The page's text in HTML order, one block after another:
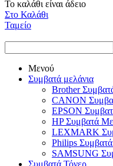
Το καλάθι είναι άδειο
Στο Καλάθι
Ταμείο
Μενού
Συμβατά μελάνια
Brother
CANON
EPSON
HP Συμβατά
LEXMARK
Philips
SAMSUNG
Συμβατά Τόνερ